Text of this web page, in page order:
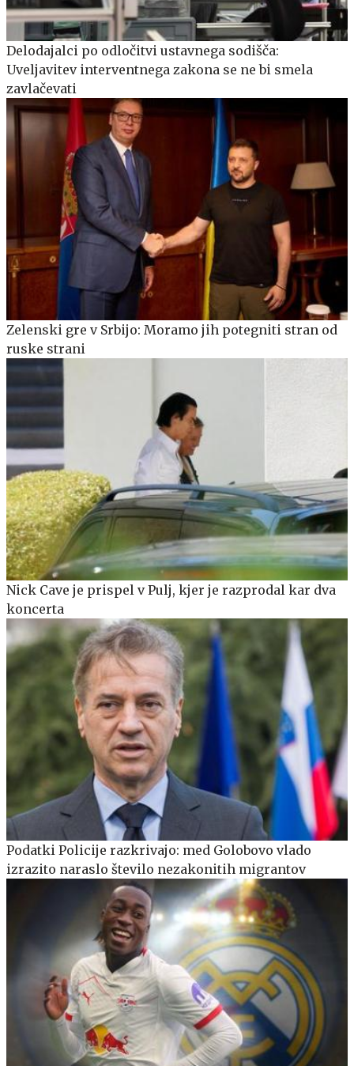
Delodajalci po odločitvi ustavnega sodišča:
Uveljavitev interventnega zakona se ne bi smela
zavlačevati
Zelenski gre v Srbijo: Moramo jih potegniti stran od
ruske strani
Nick Cave je prispel v Pulj, kjer je razprodal kar dva
koncerta
Podatki Policije razkrivajo: med Golobovo vlado
izrazito naraslo število nezakonitih migrantov